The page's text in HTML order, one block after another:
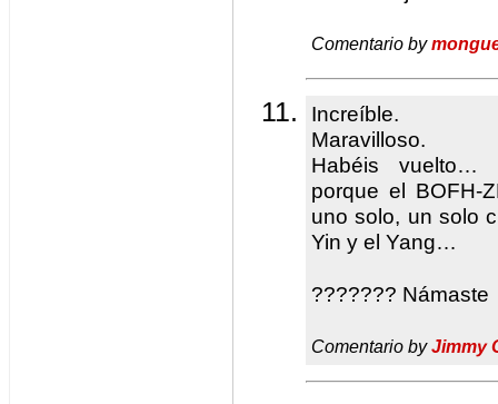
Comentario by
Increíble.
Maravilloso.
Habéis vuelto…
porque el BOFH-
uno solo, un solo
Yin y el Yang…
??????? Námaste
Comentario byJimmy